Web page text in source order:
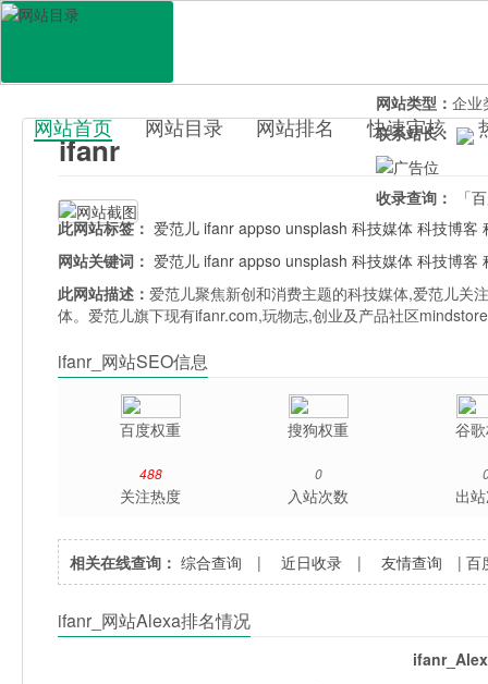
百科目录
网站首页 网站目录 网站排名 快速审核
ifanr
网站类型： 企业
联系站长：
收录查询：
「
此网站标签： 爱范儿 ifanr appso unsplash 科技媒体 科技博客
网站关键词： 爱范儿 ifanr appso unsplash 科技媒体 科技博客
此网站描述： 爱范儿聚焦新创和消费主题的科技媒体,爱范儿关
体。爱范儿旗下现有ifanr.com,玩物志,创业及产品社区
ifanr_网站SEO信息
百度权重 搜狗权重 谷
488
关注热度
0
入站次数 出
相关在线查询： 综合查询 |近日收录 |友情查询 |百
ifanr_网站Alexa排名情况